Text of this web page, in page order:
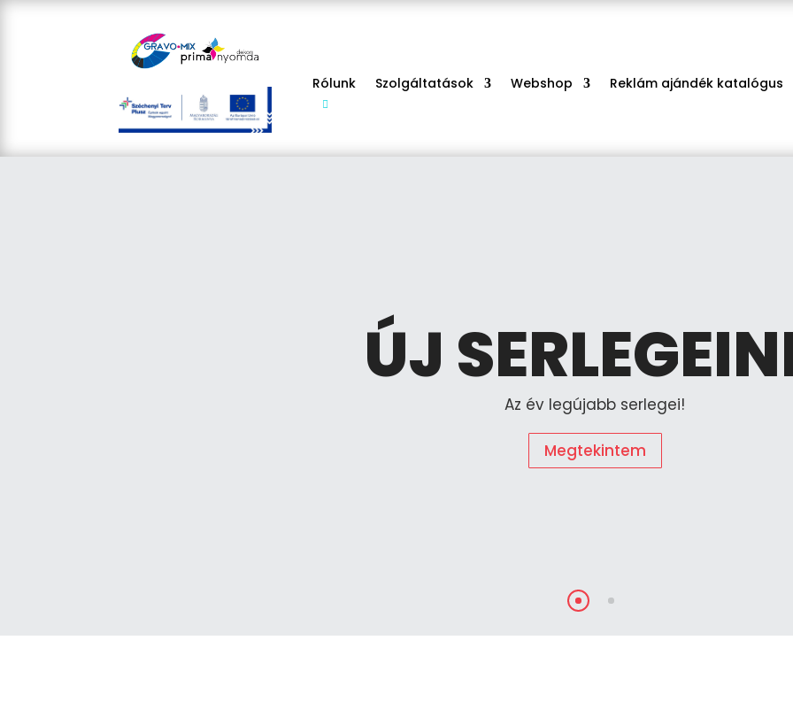
Rólunk Szolgáltatások Webshop Reklám ajándék katalógus
ÚJ
Az év legújabb serlegei!
Megtekintem